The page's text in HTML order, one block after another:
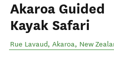
Akaroa Guided
Kayak Safari
Rue Lavaud, Akaroa, New